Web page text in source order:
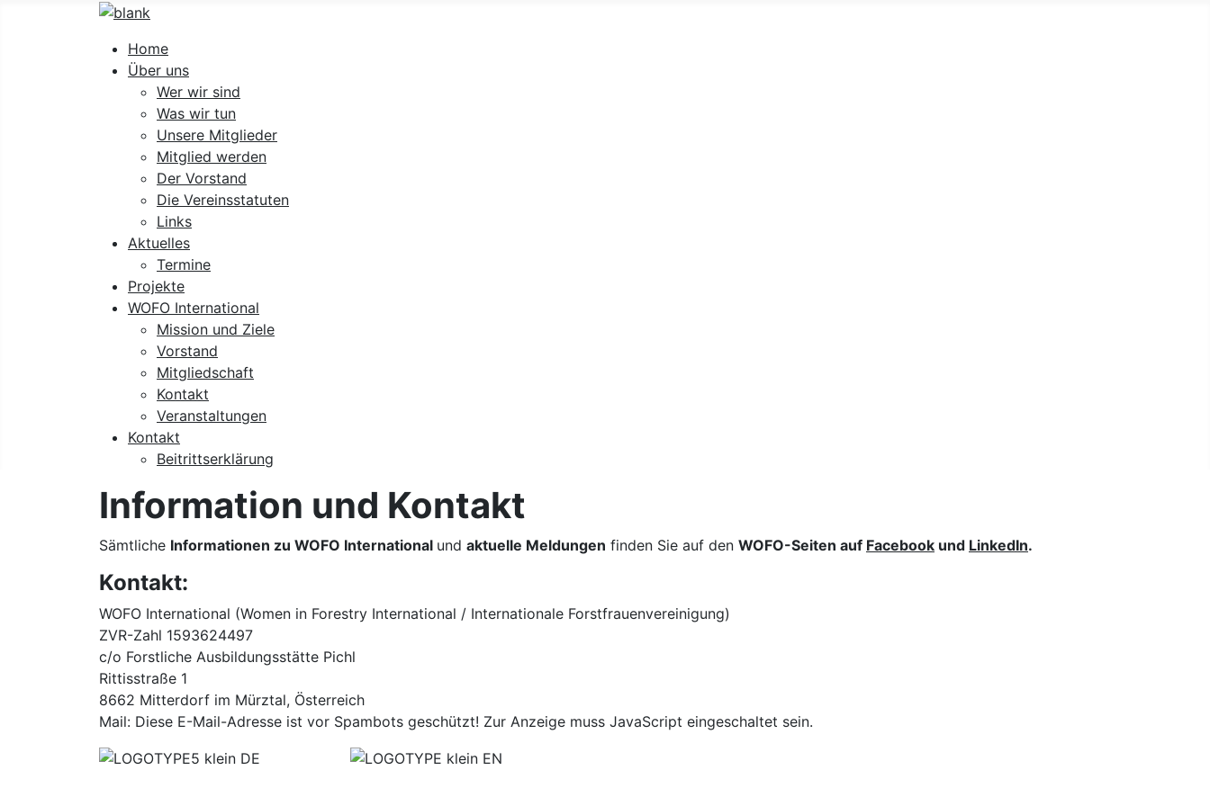
Home
Über uns
Wer wir sind
Was wir tun
Unsere Mitglieder
Mitglied werden
Der Vorstand
Die Vereinsstatuten
Links
Aktuelles
Termine
Projekte
WOFO International
Mission und Ziele
Vorstand
Mitgliedschaft
Kontakt
Veranstaltungen
Kontakt
Beitrittserklärung
Information und Kontakt
Sämtliche Informationen zu WOFO International und aktuelle Meldungen finden Sie auf den WOFO-Seiten auf Facebook und LinkedIn.
Kontakt:
WOFO International (Women in Forestry International / Internationale Forstfrauenvereinigung)
ZVR-Zahl 1593624497
c/o Forstliche Ausbildungsstätte Pichl
Rittisstraße 1
8662 Mitterdorf im Mürztal, Österreich
Mail: Diese E-Mail-Adresse ist vor Spambots geschützt! Zur Anzeige muss JavaScript eingeschaltet sein.